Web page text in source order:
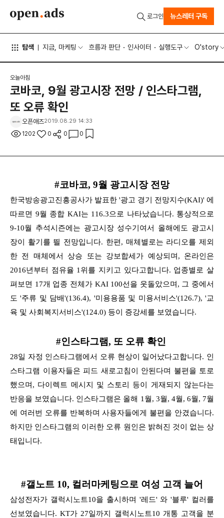
탐색 지금, 마케팅 흐름과 판단 인사이터 실행도구 O'story
로그인 뉴스레터 구독
오늘아침
코바코, 9월 광고시장 전망 / 인스타그램,
또 오류 확인
오픈애즈2019.08.29 14:33
1202 0 0 0
#코바코, 9월 광고시장 전망
한국방송광고진흥공사가 발표한 '광고 경기 전망지수(KAI)' 에
따르면 9월 종합 KAI는 116.3으로 나타났습니다. 통상적으로
9-10월 추석시즌에는 광고시장 성수기여서 올해에도 광고시
장이 활기를 띌 전망입니다. 한편, 매체별로는 라디오를 제외
한 전 매체에서 상승 또는 강보합세가 예상되며, 온라인은
2016년부터 점유율 1위를 지키고 있다고합니다. 업종별로 살
펴보면 17개 업종 전체가 KAI 100선을 웃돌았으며, 그 중에서
도 '주류 및 담배'(136.4), '미용용품 및 미용서비스'(126.7), '교
육 및 사회복지서비스'(124.0) 등이 증강세를 보였습니다.
#인스타그램, 또 오류 확인
28일 자정 인스타그램에서 오류 현상이 일어났다고합니다. 인
스타그램 이용자들은 피드 새로고침이 안된다며 불편을 토로
했으며, 다이렉트 메시지 및 스토리 등이 게재되지 않는다는
반응을 보였습니다. 인스타그램은 올해 1월, 3월, 4월, 6월, 7월
에 여러번 오류를 반복하며 사용자들에게 불편을 안겼습니다.
하지만 인스타그램의 이러한 오류 원인은 밝혀진 것이 없는 상
태입니다.
#갤노트 10, 컬러마케팅으로 여성 고객 늘어
삼성전자가 갤럭시노트10을 출시하며 '레드' 와 '블루' 컬러를
선보였습니다. KT가 27일까지 갤럭시노트10 개통 고객을 분